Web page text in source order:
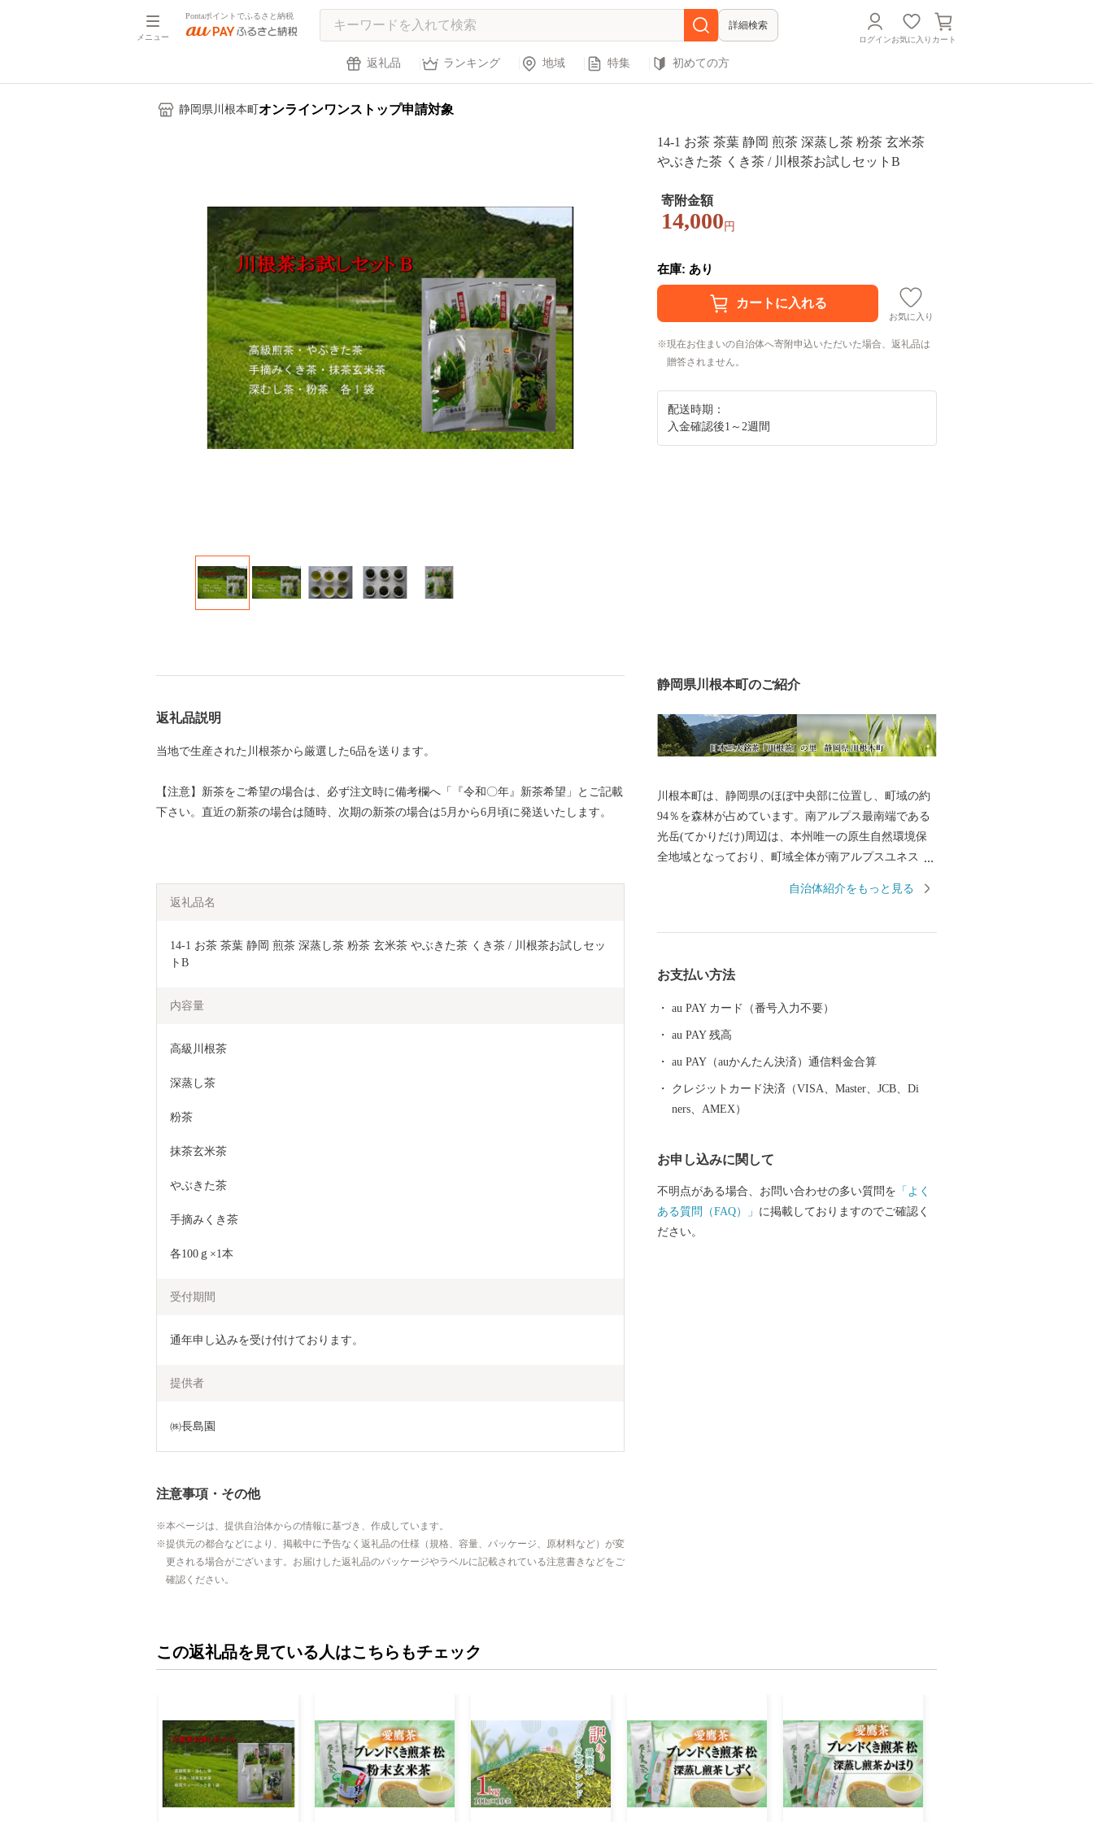
メニュー
Pontaポイントでふるさと納税
詳細検索
ログインお気に入り カート
返礼品 ランキング 地域 特集 初めての方
静岡県川根本町 オンラインワンストップ申請対象
14-1 お茶 茶葉 静岡 煎茶 深蒸し茶 粉茶 玄米茶
やぶきた茶 くき茶 / 川根茶お試しセットB
寄附金額
14,000 円
在庫: あり
お気に入り
現在お住まいの自治体へ寄附申込いただいた場合、返礼品は
贈答されません。
配送時期：
入金確認後1～2週間
返礼品説明
当地で生産された川根茶から厳選した6品を送ります。
【注意】新茶をご希望の場合は、必ず注文時に備考欄へ「『令和〇年』新茶希望」とご記載
下さい。直近の新茶の場合は随時、次期の新茶の場合は5月から6月頃に発送いたします。
返礼品名
14-1 お茶 茶葉 静岡 煎茶 深蒸し茶 粉茶 玄米茶 やぶきた茶 くき茶 / 川根茶お試しセッ
トB
内容量
高級川根茶
深蒸し茶
粉茶
抹茶玄米茶
やぶきた茶
手摘みくき茶
各100ｇ×1本
受付期間
通年申し込みを受け付けております。
提供者
㈱長島園
注意事項・その他
本ページは、提供自治体からの情報に基づき、作成しています。
提供元の都合などにより、掲載中に予告なく返礼品の仕様（規格、容量、パッケージ、原材料など）が変
更される場合がございます。お届けした返礼品のパッケージやラベルに記載されている注意書きなどをご
確認ください。
静岡県川根本町のご紹介
川根本町は、静岡県のほぼ中央部に位置し、町域の約
94％を森林が占めています。南アルプス最南端である
光岳(てかりだけ)周辺は、本州唯一の原生自然環境保
全地域となっており、町域全体が南アルプスユネスコ
アルプスを源とする大井川がゆったりと流れ、この地
で唯一のアプト式鉄道が運行し、悠然と流れる大井川
す。
自治体紹介をもっと見る
お支払い方法
au PAY カード（番号入力不要）
au PAY 残高
au PAY（auかんたん決済）通信料金合算
クレジットカード決済（VISA、Master、JCB、Di
ners、AMEX）
お申し込みに関して
不明点がある場合、お問い合わせの多い質問を 「よく
ある質問（FAQ）」 に掲載しておりますのでご確認く
ださい。
この返礼品を見ている人はこちらもチェック